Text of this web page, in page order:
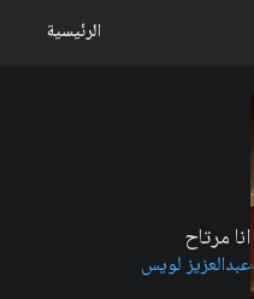
الرئيسية
انا مرتاح
عبدالعزيز لويس